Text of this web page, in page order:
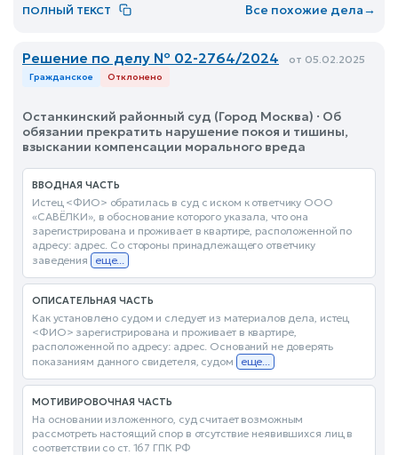
ПОЛНЫЙ ТЕКСТ Все похожие дела→
Решение по делу № 02-2764/2024 от 05.02.2025
Гражданское Отклонено
Останкинский районный суд (Город Москва) · Об
обязании прекратить нарушение покоя и тишины,
взыскании компенсации морального вреда
ВВОДНАЯ ЧАСТЬ
Истец <ФИО> обратилась в суд с иском к ответчику ООО
«САВЁЛКИ», в обоснование которого указала, что она
зарегистрирована и проживает в квартире, расположенной по
адресу: адрес. Со стороны принадлежащего ответчику
заведения
еще...
ОПИСАТЕЛЬНАЯ ЧАСТЬ
Как установлено судом и следует из материалов дела, истец
<ФИО> зарегистрирована и проживает в квартире,
расположенной по адресу: адрес. Оснований не доверять
показаниям данного свидетеля, судом
еще...
МОТИВИРОВОЧНАЯ ЧАСТЬ
На основании изложенного, суд считает возможным
рассмотреть настоящий спор в отсутствие неявившихся лиц в
соответствии со ст. 167 ГПК РФ